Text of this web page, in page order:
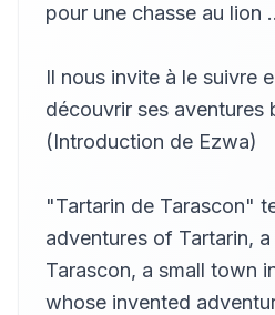
Ezwa
17
II : 03 - Invocation à
19
Ezwa
20
II : 06 - Arrivée de la
Ezwa
pour une chasse au lion
Il nous invite à le suivre
découvrir ses aventures
(Introduction de Ezwa)
"Tartarin de Tarascon"
adventures of Tartarin,
Tarascon, a small town
whose invented